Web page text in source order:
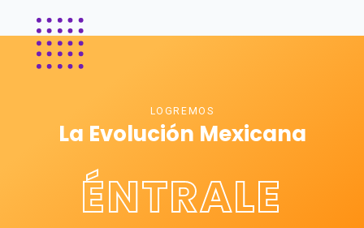
LOGREMOS
La Evolución Mexicana
ÉNTRALE